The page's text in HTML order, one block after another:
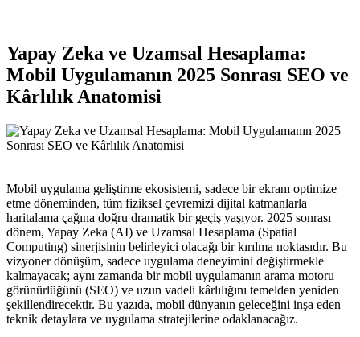
Yapay Zeka ve Uzamsal Hesaplama:
Mobil Uygulamanın 2025 Sonrası SEO ve
Kârlılık Anatomisi
Mobil uygulama geliştirme ekosistemi, sadece bir ekranı optimize
etme döneminden, tüm fiziksel çevremizi dijital katmanlarla
haritalama çağına doğru dramatik bir geçiş yaşıyor. 2025 sonrası
dönem, Yapay Zeka (AI) ve Uzamsal Hesaplama (Spatial
Computing) sinerjisinin belirleyici olacağı bir kırılma noktasıdır. Bu
vizyoner dönüşüm, sadece uygulama deneyimini değiştirmekle
kalmayacak; aynı zamanda bir mobil uygulamanın arama motoru
görünürlüğünü (SEO) ve uzun vadeli kârlılığını temelden yeniden
şekillendirecektir. Bu yazıda, mobil dünyanın geleceğini inşa eden
teknik detaylara ve uygulama stratejilerine odaklanacağız.